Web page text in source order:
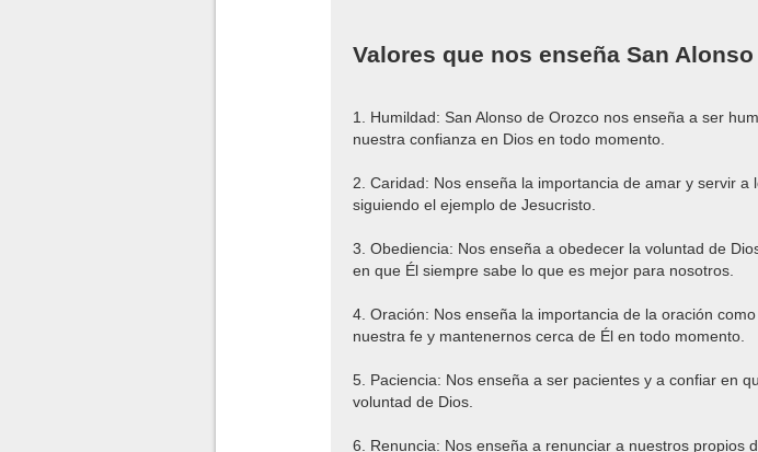
Valores que nos enseña San
1. Humildad: San Alonso de Orozco nos enseña a ser
nuestra confianza en Dios en todo momento.
2. Caridad: Nos enseña la importancia de amar y servir
siguiendo el ejemplo de Jesucristo.
3. Obediencia: Nos enseña a obedecer la voluntad de
en que Él siempre sabe lo que es mejor para nosotros.
4. Oración: Nos enseña la importancia de la oración
nuestra fe y mantenernos cerca de Él en todo momento.
5. Paciencia: Nos enseña a ser pacientes y a confiar en
voluntad de Dios.
6. Renuncia: Nos enseña a renunciar a nuestros propios